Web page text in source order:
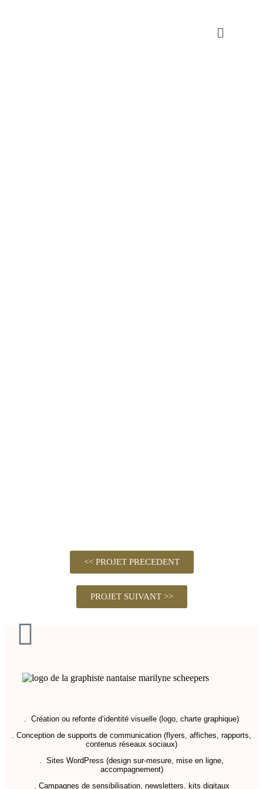
<< PROJET PRECEDENT
PROJET SUIVANT >>
. Création ou refonte d’identité visuelle (logo, charte graphique)
. Conception de supports de communication (flyers, affiches, rapports,
contenus réseaux sociaux)
. Sites WordPress (design sur-mesure, mise en ligne,
accompagnement)
. Campagnes de sensibilisation, newsletters, kits digitaux